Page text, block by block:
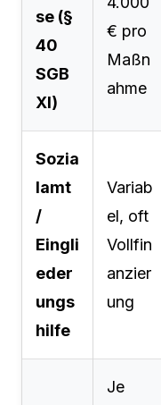
se (§
40
SGB
XI)
€ pro
Maßn
ahme
Sozia
lamt
/
Eingli
eder
ungs
hilfe
Variab
el, oft
Vollfin
anzier
ung
Je